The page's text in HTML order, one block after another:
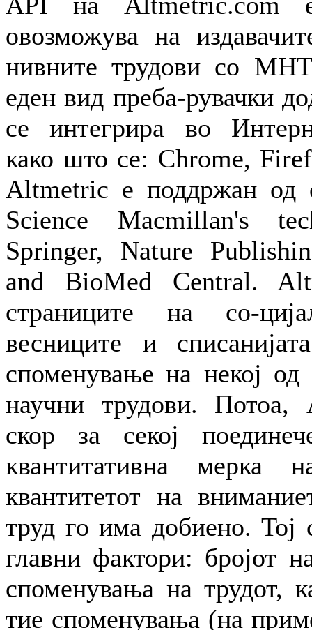
овозможува на
нивните трудови со
еден вид преба-рувачки
се интегрира во
како што се: Chrome,
Altmetric е поддржан од
Science Macmillan's
Springer, Nature
and BioMed Central.
страниците на со-
весниците и
споменување на некој од
научни трудови. Потоа,
скор за секој
квантитативна мерка
квантитетот на
труд го има добиено. Тој
главни фактори: бројот
споменувања на трудот,
тие споменувања (на